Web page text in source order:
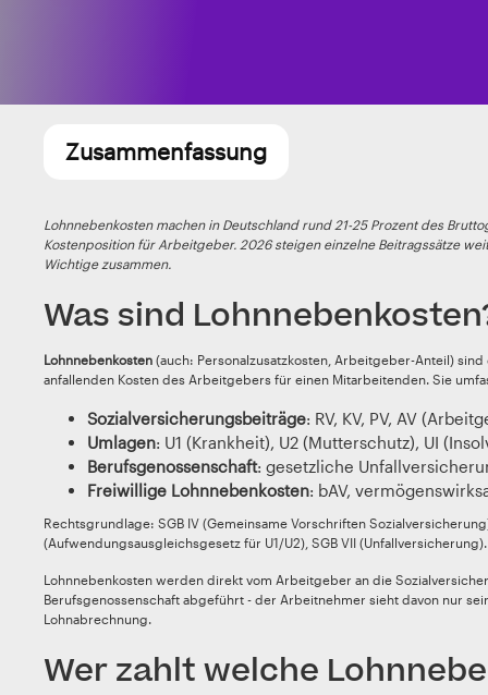
Zusammenfassung
Lohnnebenkosten machen in Deutschland rund 21-25 Prozent des
Kostenposition für Arbeitgeber. 2026 steigen einzelne Beitragssätze
Wichtige zusammen.
Was sind
Lohnnebenkosten (auch: Personalzusatzkosten, Arbeitgeber-Anteil)
anfallenden Kosten des Arbeitgebers für einen Mitarbeitenden. Sie
Sozialversicherungsbeiträge: RV, KV, PV, AV
Umlagen: U1 (Krankheit), U2 (Mutterschutz), UI
Berufsgenossenschaft: gesetzliche
Freiwillige Lohnnebenkosten: bAV,
Rechtsgrundlage: SGB IV (Gemeinsame Vorschriften
(Aufwendungsausgleichsgesetz für U1/U2), SGB VII (Unfallversicherung).
Lohnnebenkosten werden direkt vom Arbeitgeber an die
Berufsgenossenschaft abgeführt - der Arbeitnehmer sieht davon nur
Lohnabrechnung.
Wer zahlt welche